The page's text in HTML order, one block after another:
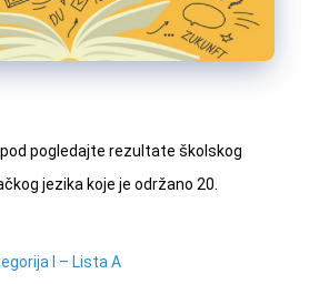
pogledajte rezultate školskog
jezika koje je održano 20.
I – Lista A